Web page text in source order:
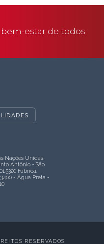
estar de todos
Nações Unidas,
Antônio - São
Fábrica:
- Água Preta -
RESERVADOS